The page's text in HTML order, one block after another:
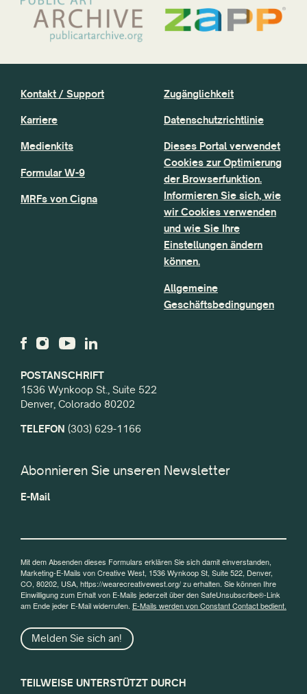
POSTANSCHRIFT
1536 Wynkoop St., Suite 522
Denver, Colorado 80202
TELEFON (303) 629-1166
Kontakt / Support
Karriere
Medienkits
Formular W-9
MRFs von Cigna
Zugänglichkeit
Datenschutzrichtlinie
Dieses Portal verwendet
Cookies zur Optimierung
der Browserfunktion.
Informieren Sie sich, wie
wir Cookies verwenden
und wie Sie Ihre
Einstellungen ändern
können.
Allgemeine
Geschäftsbedingungen
Abonnieren Sie unseren Newsletter
E-Mail
Mit dem Absenden dieses Formulars erklären Sie sich damit einverstanden,
Marketing-E-Mails von Creative West, 1536 Wynkoop St, Suite 522, Denver,
CO, 80202, USA, https://wearecreativewest.org/ zu erhalten. Sie können Ihre
Einwilligung zum Erhalt von E-Mails jederzeit über den SafeUnsubscribe®-Link
am Ende jeder E-Mail widerrufen. E-Mails werden von Constant Contact bedient.
Melden Sie sich an!
TEILWEISE UNTERSTÜTZT DURCH